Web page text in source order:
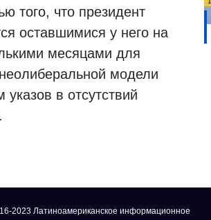
того, что президент
оставшимися у него на
месяцами для
модели
указов в отсутствий
2023 Латиноамериканское информационное